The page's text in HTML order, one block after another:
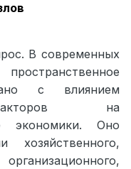
В современных
с влиянием
на
экономики. Оно
хозяйственного,